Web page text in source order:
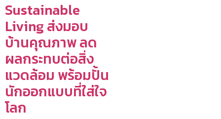
Sustainable
Living ส่งมอบ
บ้านคุณภาพ ลด
ผลกระทบต่อสิ่ง
แวดล้อม พร้อมปั้น
นักออกแบบที่ใส่ใจ
โลก